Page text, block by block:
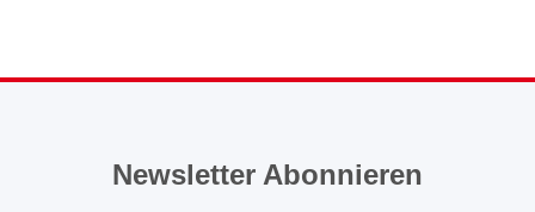
Newsletter Abonnieren